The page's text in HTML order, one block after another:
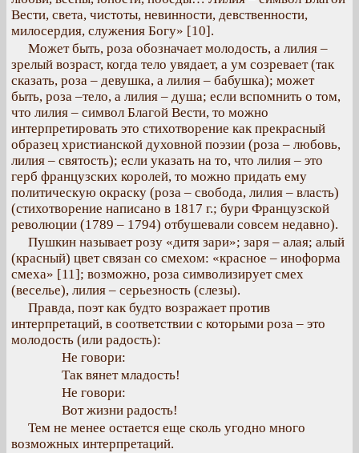
Вести, света, чистоты, невинности, девственности,
милосердия, служения Богу» [10].
Может быть, роза обозначает молодость, а лилия –
зрелый возраст, когда тело увядает, а ум созревает (так
сказать, роза – девушка, а лилия – бабушка); может
быть, роза –тело, а лилия – душа; если вспомнить о том,
что лилия – символ Благой Вести, то можно
интерпретировать это стихотворение как прекрасный
образец христианской духовной поэзии (роза – любовь,
лилия – святость); если указать на то, что лилия – это
герб французских королей, то можно придать ему
политическую окраску (роза – свобода, лилия – власть)
(стихотворение написано в 1817 г.; бури Французской
революции (1789 – 1794) отбушевали совсем недавно).
Пушкин называет розу «дитя зари»; заря – алая; алый
(красный) цвет связан со смехом: «красное – иноформа
смеха» [11]; возможно, роза символизирует смех
(веселье), лилия – серьезность (слезы).
Правда, поэт как будто возражает против
интерпретаций, в соответствии с которыми роза – это
молодость (или радость):
Не говори:
Так вянет младость!
Не говори:
Вот жизни радость!
Тем не менее остается еще сколь угодно много
возможных интерпретаций.